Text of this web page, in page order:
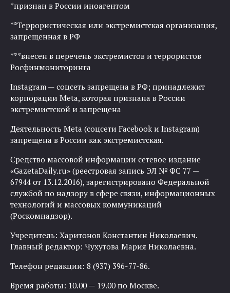
*признан в России иноагентом
**Террористическая или экстремистская организация,
запрещенная в РФ
***внесен в перечень экстремистов и террористов
Росфинмониторинга
Instagram — соцсеть запрещена в РФ; принадлежит
корпорации Meta, которая признана в России
экстремистской и запрещена
Деятельность Meta (соцсети Facebook и Instagram)
запрещена в России как экстремистская.
Средство массовой информации сетевое издание
«GazetaDaily.ru» (реестровая запись ЭЛ № ФС 77 —
67944 от 13.12.2016), зарегистрировано Федеральной
службой по надзору в сфере связи, информационных
технологий и массовых коммуникаций
(Роскомнадзор).
Учредитель: Харитонов Константин Николаевич.
Главный редактор: Чухутова Мария Николаевна.
Телефон редакции: 8 (937) 396-77-86.
Время работы: 10.00 — 19.00 по Москве.